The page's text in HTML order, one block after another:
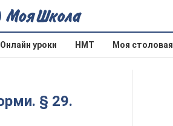
Онлайн уроки НМТ Моя столовая